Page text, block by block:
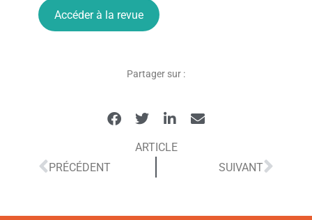
Accéder à la revue
Partager sur :
ARTICLE
PRÉCÉDENT
SUIVANT